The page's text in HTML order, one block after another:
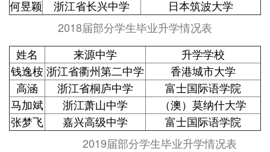
何昱颖
浙江省长兴中学 日本筑波大学
2018届部分学生毕业升学情况表
姓名 来源中学
升学学校
钱逸桉 浙江省衢州第二中学
香港城市大学
高涵
浙江省桐庐中学
富士国际语学院
马加斌
浙江萧山中学
（澳）莫纳什大学
张梦飞
嘉兴高级中学 富士国际语学院
2019届部分学生毕业升学情况表